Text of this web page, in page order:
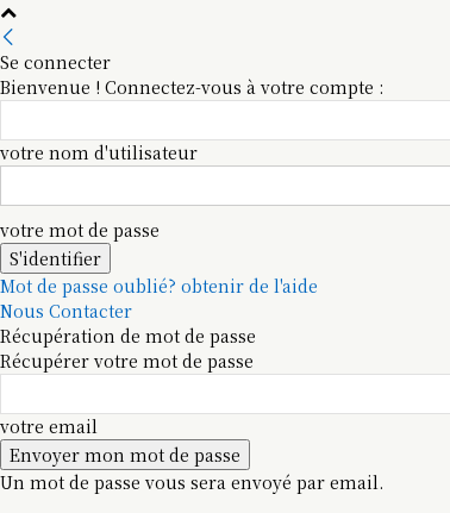
Se connecter
Bienvenue ! Connectez-vous à votre compte :
votre nom d'utilisateur
votre mot de passe
Mot de passe oublié? obtenir de l'aide
Nous Contacter
Récupération de mot de passe
Récupérer votre mot de passe
votre email
Un mot de passe vous sera envoyé par email.